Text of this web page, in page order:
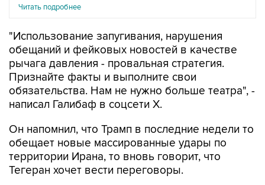
Читать подробнее
"Использование запугивания, нарушения
обещаний и фейковых новостей в качестве
рычага давления - провальная стратегия.
Признайте факты и выполните свои
обязательства. Нам не нужно больше театра", -
написал Галибаф в соцсети X.
Он напомнил, что Трамп в последние недели то
обещает новые массированные удары по
территории Ирана, то вновь говорит, что
Тегеран хочет вести переговоры.